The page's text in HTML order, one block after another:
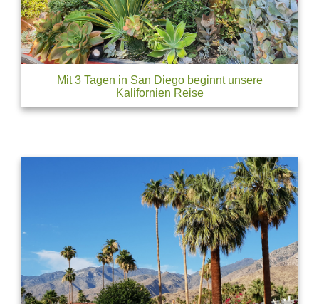
Mit 3 Tagen in San Diego beginnt unsere
Kalifornien Reise